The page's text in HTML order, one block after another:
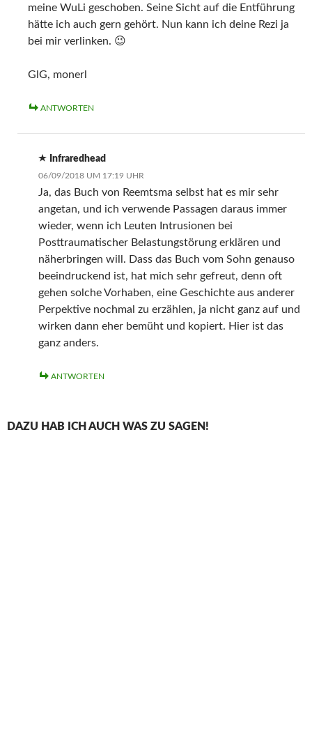
meine WuLi geschoben. Seine Sicht auf die Entführung
hätte ich auch gern gehört. Nun kann ich deine Rezi ja
bei mir verlinken. 😉
GlG, monerl
ANTWORTEN
Infraredhead
06/09/2018 UM 17:19 UHR
Ja, das Buch von Reemtsma selbst hat es mir sehr
angetan, und ich verwende Passagen daraus immer
wieder, wenn ich Leuten Intrusionen bei
Posttraumatischer Belastungstörung erklären und
näherbringen will. Dass das Buch vom Sohn genauso
beeindruckend ist, hat mich sehr gefreut, denn oft
gehen solche Vorhaben, eine Geschichte aus anderer
Perpektive nochmal zu erzählen, ja nicht ganz auf und
wirken dann eher bemüht und kopiert. Hier ist das
ganz anders.
ANTWORTEN
DAZU HAB ICH AUCH WAS ZU SAGEN!